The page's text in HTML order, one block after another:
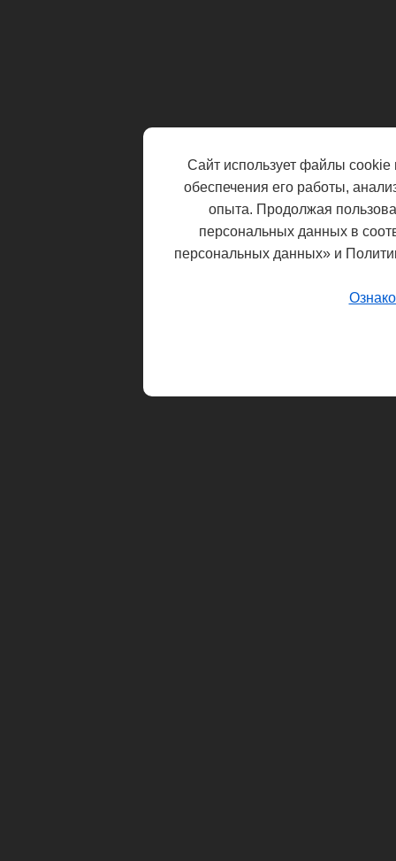
Сайт использует файлы cookie
обеспечения его работы,
опыта. Продолжая
персональных данных в
персональных данных» и